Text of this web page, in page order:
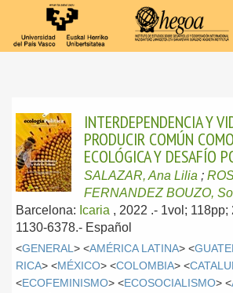
INTERDEPENDENCIA Y
PRODUCIR COMÚN
ECOLÓGICA Y DESAFÍO
SALAZAR, Ana Lilia ;
FERNANDEZ BOUZO,
Barcelona: Icaria , 2022 .- 1vol; 118pp;
1130-6378.- Español
<GENERAL > <AMÉRICA LATINA> <
RICA> <MÉXICO> <COLOMBIA> <
<ECOFEMINISMO> <ECOSOCIALISMO> <